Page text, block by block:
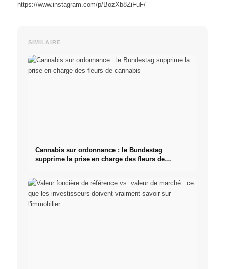
https://www.instagram.com/p/BozXb8ZiFuF/
SIMILAIRE
Cannabis sur ordonnance : le Bundestag
supprime la prise en charge des fleurs de